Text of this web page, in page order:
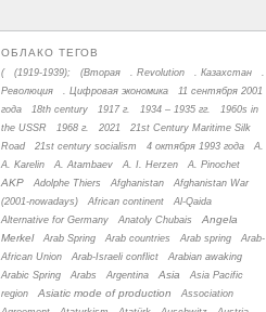
ОБЛАКО ТЕГОВ
( (1919-1939); (Вторая . Revolution . Казахстан
.
Революция
. Цифровая экономика
11 сентября 2001
года
18th century 1917 г. 1934 – 1935 гг.
1960s in
the USSR
1968 г. 2021
21st Century Maritime Silk
Road
21st century socialism 4 октября 1993 года
A.
A. Karelin
A. Atambaev A. I. Herzen A. Pinochet
AKP Adolphe Thiers Afghanistan
Afghanistan War
(2001-nowadays)
African continent
Al-Qaida
Alternative for Germany
Anatoly Chubais
Angela
Merkel
Arab Spring Arab countries Arab spring
Arab-
African Union
Arab-Israeli conflict
Arabian awaking
Arabic Spring
Arabs Argentina Asia
Asia Pacific
region
Asiatic mode of production
Association